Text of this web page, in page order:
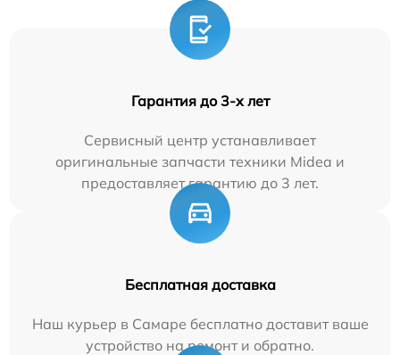
Гарантия до 3-х лет
Сервисный центр устанавливает
оригинальные запчасти техники Midea и
предоставляет гарантию до 3 лет.
Бесплатная доставка
Наш курьер в Самаре бесплатно доставит ваше
устройство на ремонт и обратно.